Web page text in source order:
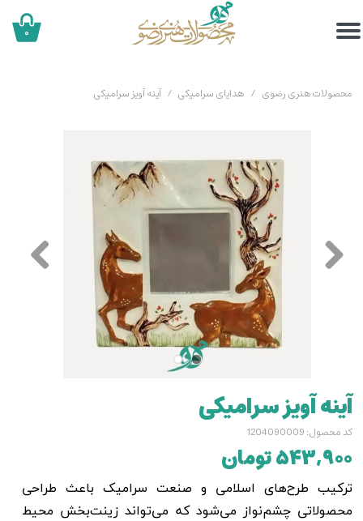
۰
محصولات هنری رضوی هدایای سرامیکی آینه آویز سرامیکی
آینه آویز سرامیکی
کد محصول: 1204090009
۵۴۳,۹۰۰ تومان
ترکیب طرح‌‌های اسلامی و صنعت سرامیک باعث طراحی
محصولاتی چشم‌نواز می‌شود که می‌تواند زینت‌بخش محیط